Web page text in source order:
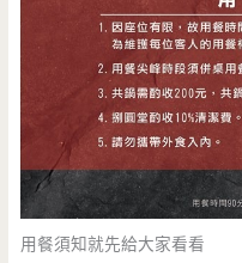
用餐須知就先給大家看看